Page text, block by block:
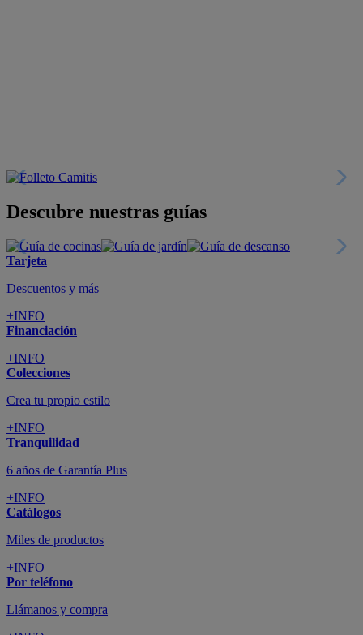
Descubre nuestras guías
Tarjeta
Descuentos y más
+INFO
Financiación
+INFO
Colecciones
Crea tu propio estilo
+INFO
Tranquilidad
6 años de Garantía Plus
+INFO
Catálogos
Miles de productos
+INFO
Por teléfono
Llámanos y compra